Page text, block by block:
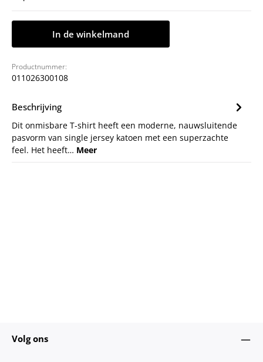
In de winkelmand
Productnummer:
011026300108
Beschrijving
Dit onmisbare T-shirt heeft een moderne, nauwsluitende
pasvorm van single jersey katoen met een superzachte
feel. Het heeft… Meer
Volg ons